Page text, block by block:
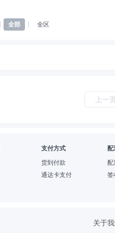
全部 全区
上一
支付方式
货到付款
通达卡支付
配
配
签
关于